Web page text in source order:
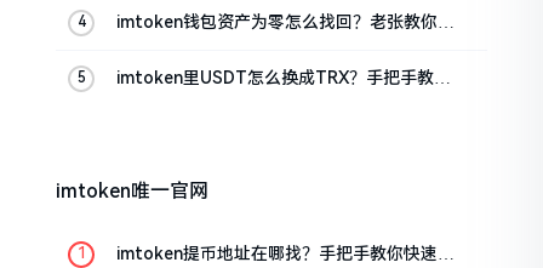
imtoken钱包资产为零怎么找回？老张教你几
imtoken里USDT怎么换成TRX？手把手教你
imtoken唯一官网
imtoken提币地址在哪找？手把手教你快速查